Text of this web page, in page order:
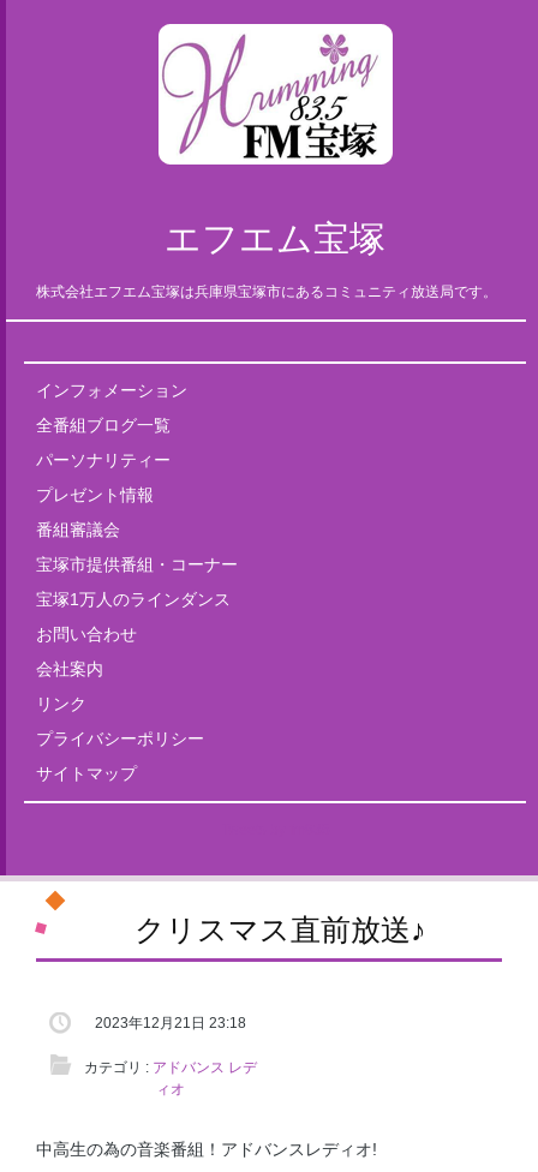
エフエム宝塚
株式会社エフエム宝塚は兵庫県宝塚市にあるコミュニティ放送局です。
インフォメーション
全番組ブログ一覧
パーソナリティー
プレゼント情報
番組審議会
宝塚市提供番組・コーナー
宝塚1万人のラインダンス
お問い合わせ
会社案内
リンク
プライバシーポリシー
サイトマップ
クリスマス直前放送♪
2023年12月21日 23:18
カテゴリ : アドバンス レデ
ィオ
中高生の為の音楽番組！アドバンスレディオ!